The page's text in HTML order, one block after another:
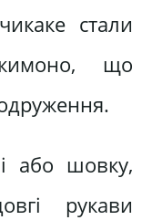
стали
що
або шовку,
рукави